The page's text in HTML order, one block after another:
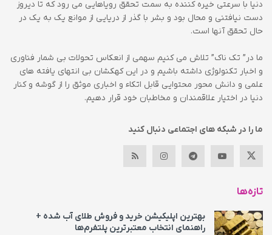
دنیا با سرعتی خیره کننده به سمت تحقق رویاهایی می رود که تا دیروز
دست نیافتنی و محال بود و بشر با گذر از دریایی از موانع یک به یک در
حال تحقق آنها است.
ما در” تک ناک” تلاش می کنیم سهمی از انعکاس تحولات بی شمار فناوری
و اخبار تکنولوژی داشته باشیم و در این کهکشان بی انتهای یافته های
علمی و دانش محور محتوایی قابل اتکاء و اخباری موثق را از گوشه و کنار
دنیا در اختیار علاقمندان و مخاطبان خود قرار دهیم.
ما را در شبکه های اجتماعی دنبال کنید
تازه‌ها
بهترین اپلیکیشن خرید و فروش طلای آب شده +
راهنمای انتخاب معتبرترین پلتفرم‌ها